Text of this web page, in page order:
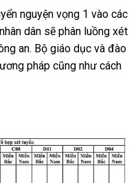
nguyện vọng 1 vào các
dân sẽ phân luồng xét
an. Bộ giáo dục và đào
pháp cũng như cách